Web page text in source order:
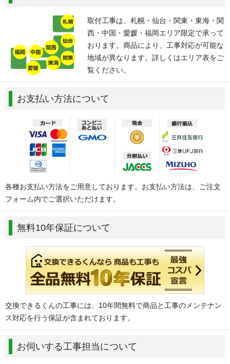
取付工事は、札幌・仙台・関東・東海・関
西・中国・愛媛・福岡エリア限定で承って
おります。商品により、工事対応が可能な
地域が異なります。詳しくはエリア表をご
覧ください。
お支払い方法について
各種お支払い方法をご用意しております。お支払い方法は、ご注文
フォーム内でご選択いただけます。
無料10年保証について
交換できるくんの工事には、10年間無料で商品と工事のメンテナン
ス対応を行う保証が含まれております。
お伺いする工事担当について